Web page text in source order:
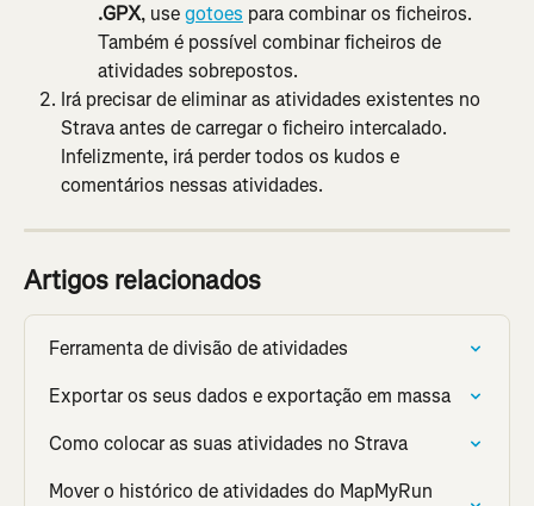
.GPX, use gotoes para combinar os ficheiros.
Também é possível combinar ficheiros de
atividades sobrepostos.
Irá precisar de eliminar as atividades existentes no
Strava antes de carregar o ficheiro intercalado.
Infelizmente, irá perder todos os kudos e
comentários nessas atividades.
Artigos relacionados
Ferramenta de divisão de atividades
Exportar os seus dados e exportação em massa
Como colocar as suas atividades no Strava
Mover o histórico de atividades do MapMyRun